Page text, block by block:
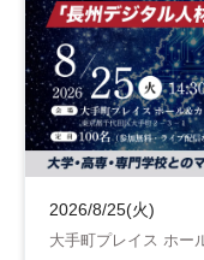
2026/8/25(火)
大手町プレイス ホー